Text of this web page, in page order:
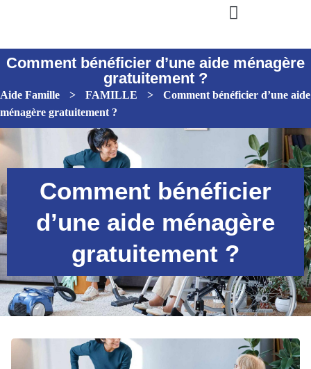
Comment bénéficier d’une aide ménagère
gratuitement ?
Aide Famille > FAMILLE >
Comment bénéficier d’une aide
ménagère gratuitement ?
Comment bénéficier
d’une aide ménagère
gratuitement ?